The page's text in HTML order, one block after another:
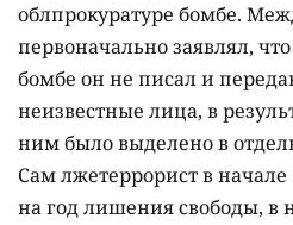
облпрокуратуре бомбе.
первоначально заявлял,
бомбе он не писал и
неизвестные лица, в
ним было выделено в
Сам лжетеррорист в
на год лишения свободы, в